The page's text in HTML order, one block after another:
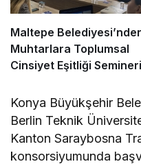
Maltepe
Muhtarlara Toplumsal
Cinsiyet Eşitliği Semineri
Konya Büyükşehir
Berlin Teknik
Kanton Saraybosna
konsorsiyumunda